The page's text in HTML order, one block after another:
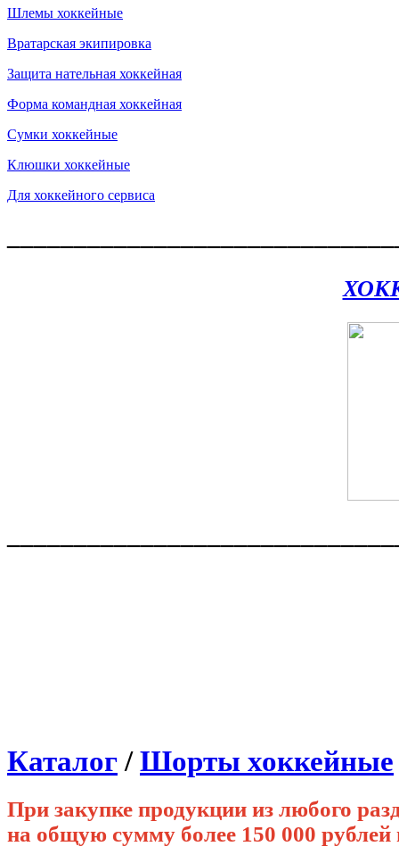
Шлемы хоккейные
Вратарская экипировка
Защита нательная хоккейная
Форма командная хоккейная
Сумки хоккейные
Клюшки хоккейные
Для хоккейного сервиса
Каталог /Шорты хоккейные
При закупке продукции из любого
на общую сумму более 150 000